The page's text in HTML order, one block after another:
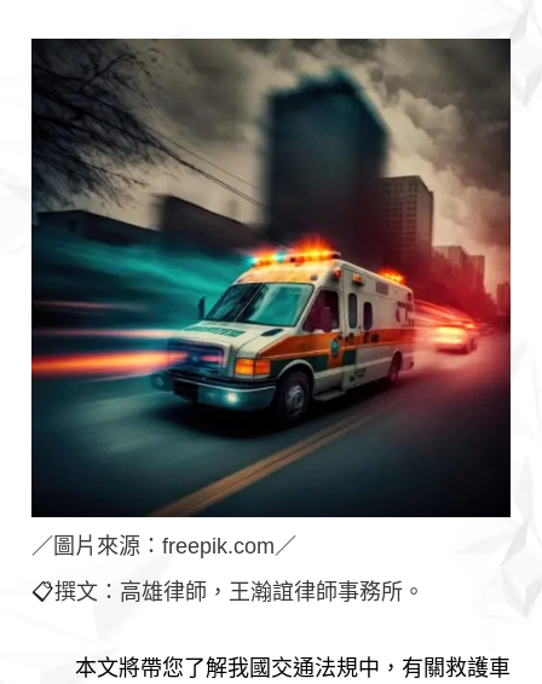
／圖片來源：freepik.com／
📋撰文：高雄律師，王瀚誼律師事務所。
本文將帶您了解我國交通法規中，有關救護車